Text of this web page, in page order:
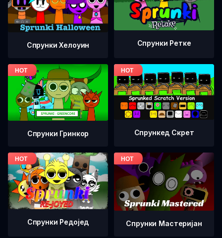
Спрунки Хелоуин Спрунки Ретке
Спрунки Гринкор Спрункед Скрет
Спрунки Редоjед Спрунки Мастеријан